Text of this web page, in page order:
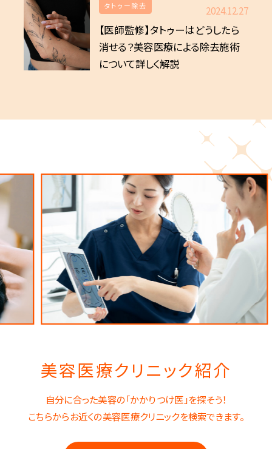
タトゥー除去 2024.12.27
【医師監修】タトゥーはどうしたら
消せる？美容医療による除去施術
について詳しく解説
美容医療クリニック紹介
自分に合った美容の「かかりつけ医」を探そう！
こちらからお近くの美容医療クリニックを検索できます。